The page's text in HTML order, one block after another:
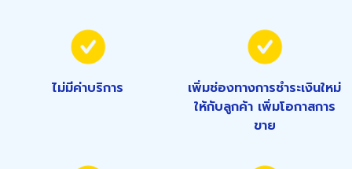
ไม่มีค่าบริการ
เพิ่มช่องทางการชำระเงินใหม่
ให้กับลูกค้า เพิ่มโอกาสการ
ขาย